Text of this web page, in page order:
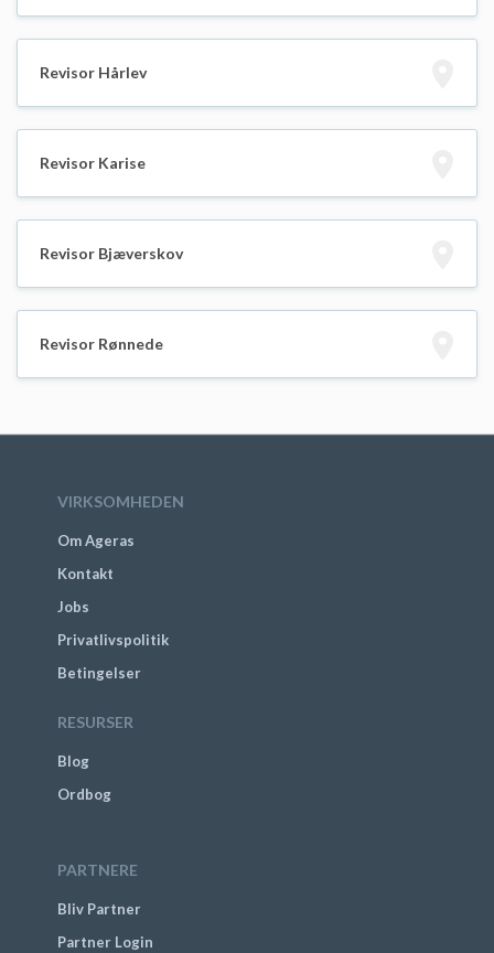
Revisor Hårlev
Revisor Karise
Revisor Bjæverskov
Revisor Rønnede
VIRKSOMHEDEN
Om Ageras
Kontakt
Jobs
Privatlivspolitik
Betingelser
RESURSER
Blog
Ordbog
PARTNERE
Bliv Partner
Partner Login